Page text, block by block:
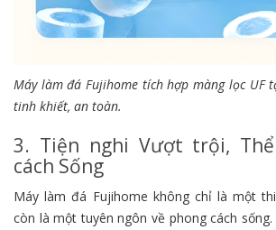
Máy làm đá Fujihome tích hợp màng lọc UF
tinh khiết, an toàn.
3. Tiện nghi Vượt trội,
cách Sống
Máy làm đá Fujihome không chỉ là một
còn là một tuyên ngôn về phong cách